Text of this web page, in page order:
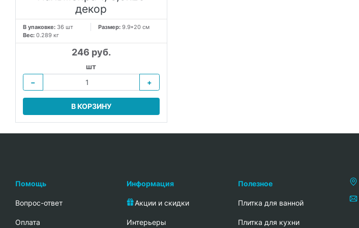
декор
В упаковке: 36 шт Размер:9.9*20 см
Вес: 0.289 кг
246 руб.
шт
−
+
В КОРЗИНУ
Помощь
Вопрос-ответ
Oплата
Информация
Акции и скидки
Интерьеры
Полезное
Плитка для ванной
Плитка для кухни